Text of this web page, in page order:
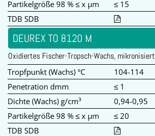
Partikelgröße 98 % ≤ x µm
≤ 15
TDB SDB
DEUREX TO 8120 M
Oxidiertes Fischer-Tropsch-Wachs, mikronisiert
Tropfpunkt (Wachs) °C
104-114
Penetration dmm
≤ 1
Dichte (Wachs) g/cm³
0,94-0,95
Partikelgröße 98 % ≤ x µm
≤ 20
TDB SDB